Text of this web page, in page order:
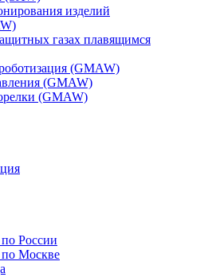
изделий
газах плавящимся
(GMAW)
(GMAW)
(GMAW)
России
по Москве